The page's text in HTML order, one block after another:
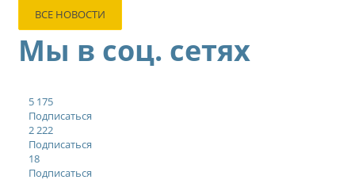
ВСЕ НОВОСТИ
Мы в соц. сетях
5 175
Подписаться
2 222
Подписаться
18
Подписаться